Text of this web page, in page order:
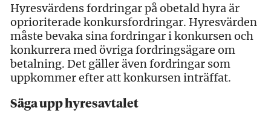
Hyresvärdens fordringar på obetald hyra är
oprioriterade konkursfordringar. Hyresvärden
måste bevaka sina fordringar i konkursen och
konkurrera med övriga fordringsägare om
betalning. Det gäller även fordringar som
uppkommer efter att konkursen inträffat.
Säga upp hyresavtalet